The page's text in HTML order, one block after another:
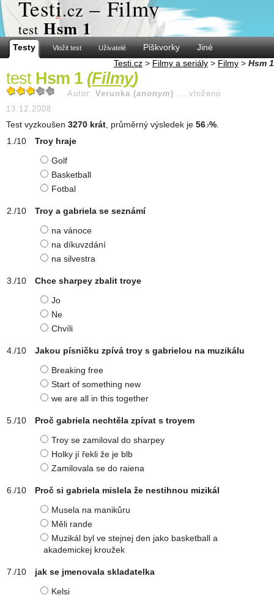
Testi.cz – Filmy
test Hsm 1
Testy Vložit test Uživatelé Piškvorky
Jiné
Testi.cz > Filmy a seriály > Filmy > Hsm 1
test Hsm 1 (Filmy)
Autor: Verunka (anonym ) ... vloženo
13.12.2008
Test vyzkoušen 3270 krát , průměrný výsledek je 56 .7%
Troy hraje
Golf
Basketball
Fotbal
Troy a gabriela se seznámí
na vánoce
na díkuvzdání
na silvestra
Chce sharpey zbalit troye
Jo
Ne
Chvíli
Jakou písničku zpívá troy s gabrielou na muzikálu
Breaking free
Start of something new
we are all in this together
Proč gabriela nechtěla zpívat s troyem
Troy se zamiloval do sharpey
Holky jí řekli že je blb
Zamilovala se do raiena
Proč si gabriela mislela že nestihnou mizikál
Musela na manikůru
Měli rande
Muzikál byl ve stejnej den jako basketball a
akademickej kroužek
jak se jmenovala skladatelka
Kelsi